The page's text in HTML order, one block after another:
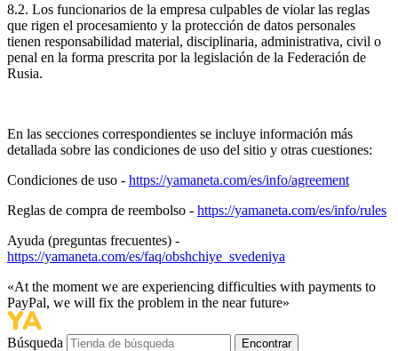
8.2. Los funcionarios de la empresa culpables de violar las reglas
que rigen el procesamiento y la protección de datos personales
tienen responsabilidad material, disciplinaria, administrativa, civil o
penal en la forma prescrita por la legislación de la Federación de
Rusia.
En las secciones correspondientes se incluye información más
detallada sobre las condiciones de uso del sitio y otras cuestiones:
Condiciones de uso - https://yamaneta.com/es/info/agreement
Reglas de compra de reembolso - https://yamaneta.com/es/info/rules
Ayuda (preguntas frecuentes) -
https://yamaneta.com/es/faq/obshchiye_svedeniya
«At the moment we are experiencing difficulties with payments to
PayPal, we will fix the problem in the near future»
Búsqueda Encontrar